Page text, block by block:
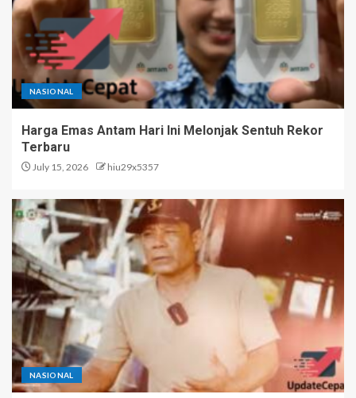
NASIONAL
Harga Emas Antam Hari Ini Melonjak Sentuh Rekor
Terbaru
July 15, 2026 hiu29x5357
NASIONAL